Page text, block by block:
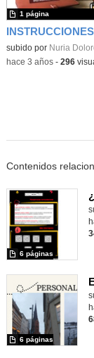
Contenido educativo.
subido por Nuria
1 página
-hace 3 años- 296
Contenidos
6 páginas
6 páginas